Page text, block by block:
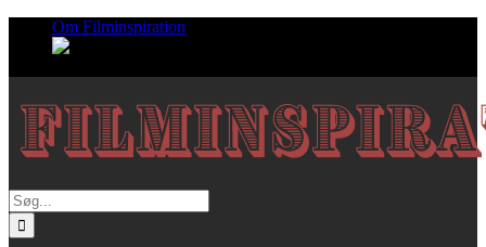
Om Filminspiration
Søg
efter: